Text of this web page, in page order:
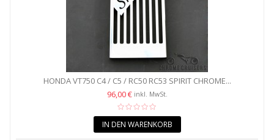
HONDA VT750 C4 / C5 / RC50 RC53 SPIRIT CHROME...
96,00 € inkl. MwSt.
IN DEN WARENKORB